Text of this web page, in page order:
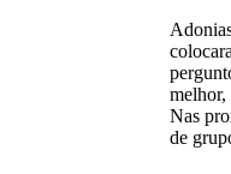
Nas
de